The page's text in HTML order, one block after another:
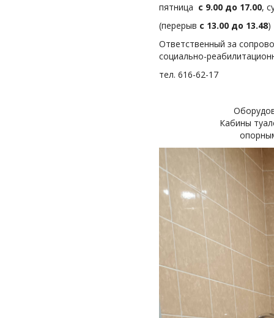
пятница с 9.00 до 17.00,
(перерыв с 13.00 до 13.48)
Ответственный за
социально-
тел. 616-62-17
Кабины